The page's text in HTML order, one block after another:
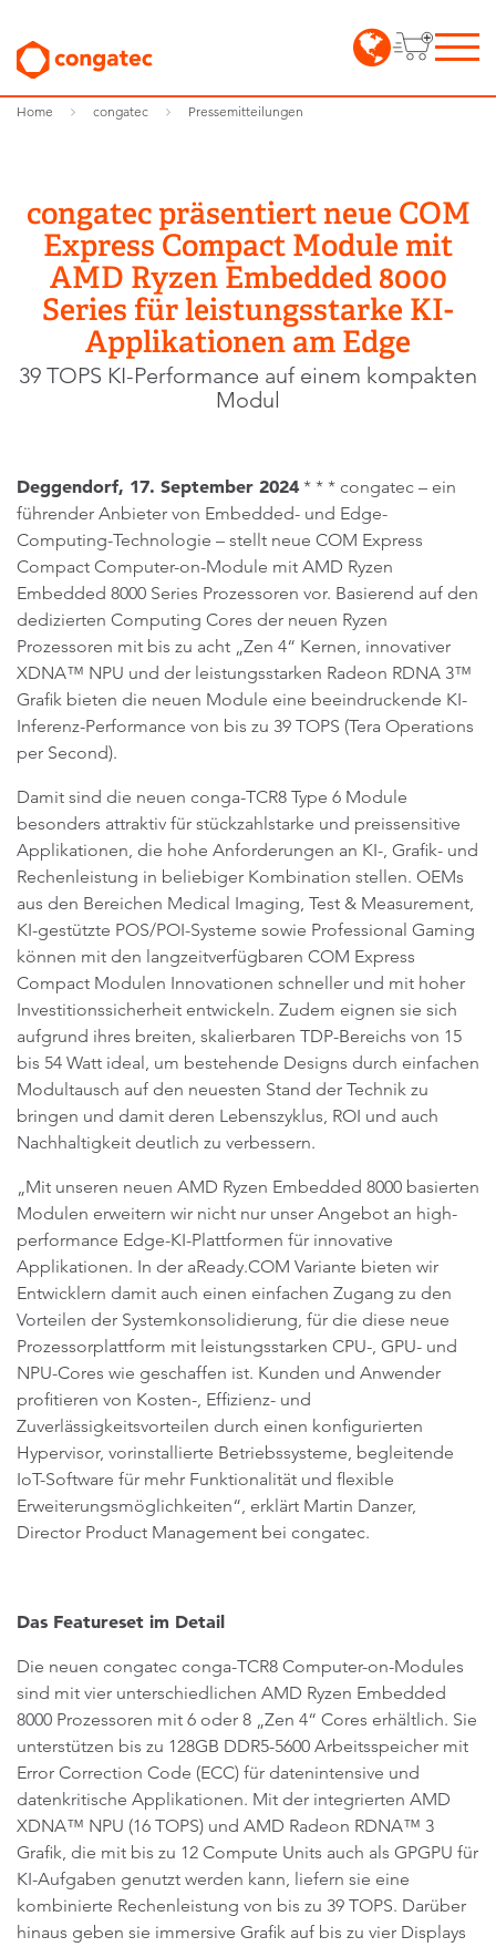
Home congatec Pressemitteilungen
congatec präsentiert neue COM
Express Compact Module mit
AMD Ryzen Embedded 8000
Series für leistungsstarke KI-
Applikationen am Edge
39 TOPS KI-Performance auf einem kompakten
Modul
Deggendorf, 17. September 2024 * * * congatec – ein
führender Anbieter von Embedded- und Edge-
Computing-Technologie – stellt neue COM Express
Compact Computer-on-Module mit AMD Ryzen
Embedded 8000 Series Prozessoren vor. Basierend auf den
dedizierten Computing Cores der neuen Ryzen
Prozessoren mit bis zu acht „Zen 4“ Kernen, innovativer
XDNA™ NPU und der leistungsstarken Radeon RDNA 3™
Grafik bieten die neuen Module eine beeindruckende KI-
Inferenz-Performance von bis zu 39 TOPS (Tera Operations
per Second).
Damit sind die neuen conga-TCR8 Type 6 Module
besonders attraktiv für stückzahlstarke und preissensitive
Applikationen, die hohe Anforderungen an KI-, Grafik- und
Rechenleistung in beliebiger Kombination stellen. OEMs
aus den Bereichen Medical Imaging, Test & Measurement,
KI-gestützte POS/POI-Systeme sowie Professional Gaming
können mit den langzeitverfügbaren COM Express
Compact Modulen Innovationen schneller und mit hoher
Investitionssicherheit entwickeln. Zudem eignen sie sich
aufgrund ihres breiten, skalierbaren TDP-Bereichs von 15
bis 54 Watt ideal, um bestehende Designs durch einfachen
Modultausch auf den neuesten Stand der Technik zu
bringen und damit deren Lebenszyklus, ROI und auch
Nachhaltigkeit deutlich zu verbessern.
„Mit unseren neuen AMD Ryzen Embedded 8000 basierten
Modulen erweitern wir nicht nur unser Angebot an high-
performance Edge-KI-Plattformen für innovative
Applikationen. In der aReady.COM Variante bieten wir
Entwicklern damit auch einen einfachen Zugang zu den
Vorteilen der Systemkonsolidierung, für die diese neue
Prozessorplattform mit leistungsstarken CPU-, GPU- und
NPU-Cores wie geschaffen ist. Kunden und Anwender
profitieren von Kosten-, Effizienz- und
Zuverlässigkeitsvorteilen durch einen konfigurierten
Hypervisor, vorinstallierte Betriebssysteme, begleitende
IoT-Software für mehr Funktionalität und flexible
Erweiterungsmöglichkeiten“, erklärt Martin Danzer,
Director Product Management bei congatec.
Das Featureset im Detail
Die neuen congatec conga-TCR8 Computer-on-Modules
sind mit vier unterschiedlichen AMD Ryzen Embedded
8000 Prozessoren mit 6 oder 8 „Zen 4“ Cores erhältlich. Sie
unterstützen bis zu 128GB DDR5-5600 Arbeitsspeicher mit
Error Correction Code (ECC) für datenintensive und
datenkritische Applikationen. Mit der integrierten AMD
XDNA™ NPU (16 TOPS) und AMD Radeon RDNA™ 3
Grafik, die mit bis zu 12 Compute Units auch als GPGPU für
KI-Aufgaben genutzt werden kann, liefern sie eine
kombinierte Rechenleistung von bis zu 39 TOPS. Darüber
hinaus geben sie immersive Grafik auf bis zu vier Displays